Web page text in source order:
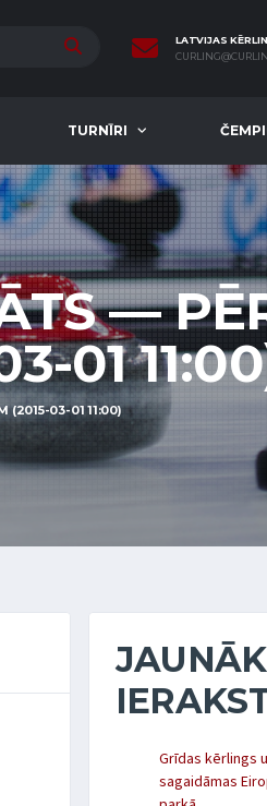
LATVIJAS
TURNĪRI
—
01
(2015-03-01 11:00)
Grīdas kērlings
sagaidāmas